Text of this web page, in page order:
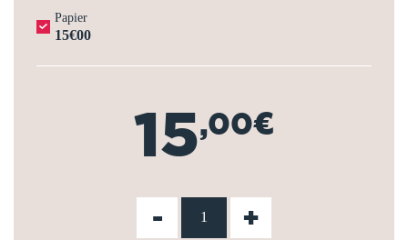
Papier
15€00
15,00€
- +